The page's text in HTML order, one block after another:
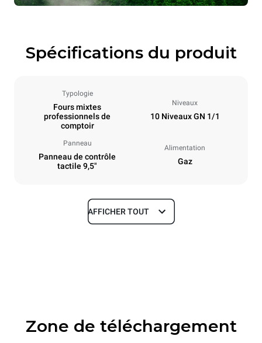
Spécifications du produit
Typologie
Fours mixtes
professionnels de
comptoir
Niveaux
10 Niveaux GN 1/1
Panneau
Panneau de contrôle
tactile 9,5"
Alimentation
Gaz
Dimensions
Caractéristiques de la plaque
AFFICHER TOUT
Zone de téléchargement